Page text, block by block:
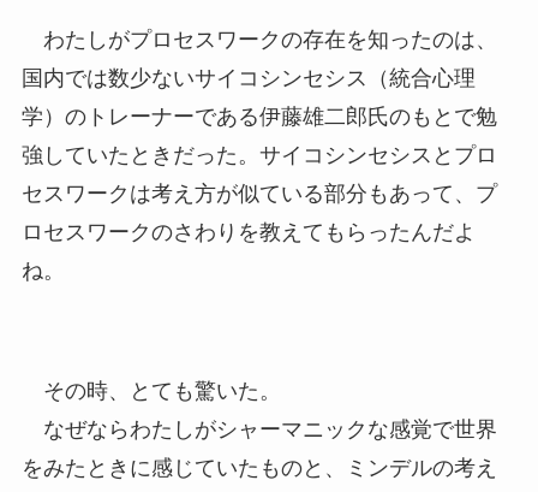
わたしがプロセスワークの存在を知ったのは、
国内では数少ないサイコシンセシス（統合心理
学）のトレーナーである伊藤雄二郎氏のもとで勉
強していたときだった。サイコシンセシスとプロ
セスワークは考え方が似ている部分もあって、プ
ロセスワークのさわりを教えてもらったんだよ
ね。
その時、とても驚いた。
なぜならわたしがシャーマニックな感覚で世界
をみたときに感じていたものと、ミンデルの考え